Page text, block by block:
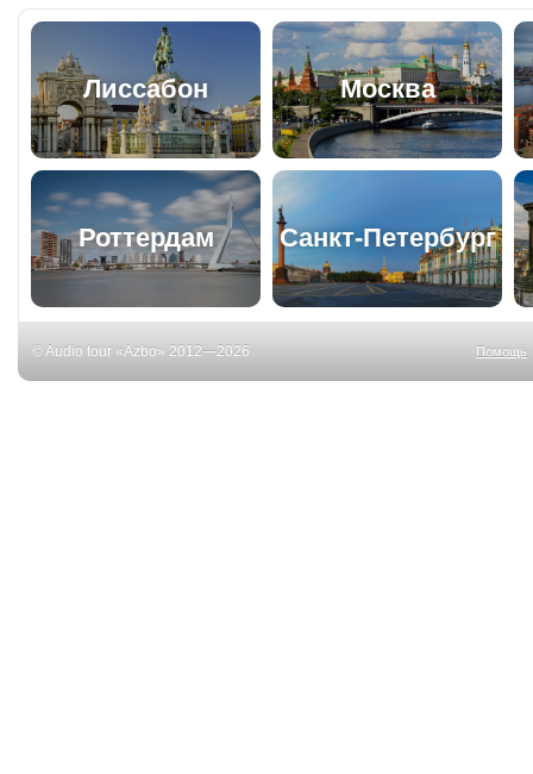
Лиссабон Москва
Роттердам Санкт-Петербург
Помощь
© Audio tour «Azbo» 2012—2026